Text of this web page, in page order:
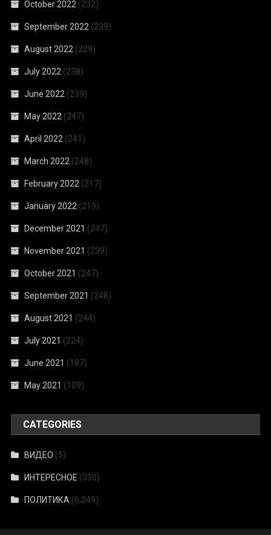
October 2022 (232)
September 2022 (239)
August 2022 (229)
July 2022 (238)
June 2022 (239)
May 2022 (247)
April 2022 (241)
March 2022 (248)
February 2022 (217)
January 2022 (219)
December 2021 (247)
November 2021 (239)
October 2021 (247)
September 2021 (248)
August 2021 (244)
July 2021 (224)
June 2021 (187)
May 2021 (109)
CATEGORIES
ВИДЕО (5)
ИНТЕРЕСНОЕ (330)
ПОЛИТИКА (6,249)